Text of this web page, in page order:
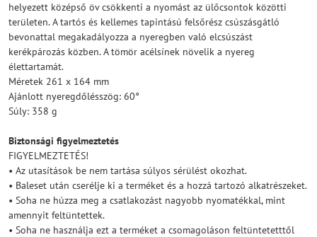
helyezett középső öv csökkenti a nyomást az ülőcsontok közötti
területen. A tartós és kellemes tapintású felsőrész csúszásgátló
bevonattal megakadályozza a nyeregben való elcsúszást
kerékpározás közben. A tömör acélsínek növelik a nyereg
élettartamát.
Méretek 261 x 164 mm
Ajánlott nyeregdőlésszög: 60°
Súly: 358 g
Biztonsági figyelmeztetés
FIGYELMEZTETÉS!
• Az utasítások be nem tartása súlyos sérülést okozhat.
• Baleset után cserélje ki a terméket és a hozzá tartozó alkatrészeket.
• Soha ne húzza meg a csatlakozást nagyobb nyomatékkal, mint
amennyit feltüntettek.
• Soha ne használja ezt a terméket a csomagoláson feltüntetetttől